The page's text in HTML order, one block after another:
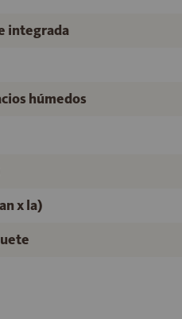
integrada
húmedos
x la)